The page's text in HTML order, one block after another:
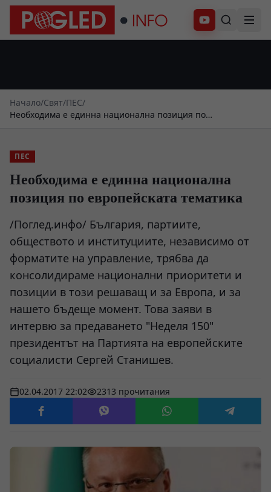
Абонирай се
Начало/Свят/ПЕС/
Необходима е единна национална позиция по
ПЕС
Необходима е единна национална
позиция по европейската тематика
/Поглед.инфо/ България, партиите,
обществото и институциите, независимо от
форматите на управление, трябва да
консолидираме национални приоритети и
позиции в този решаващ и за Европа, и за
нашето бъдеще момент. Това заяви в
интервю за предаването "Неделя 150"
президентът на Партията на европейските
социалисти Сергей Станишев.
02.04.2017 22:02 2313 прочитания